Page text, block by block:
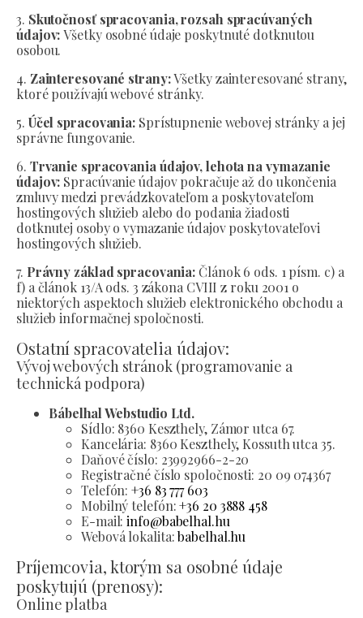
3. Skutočnosť spracovania, rozsah spracúvaných
údajov:Všetky osobné údaje poskytnuté dotknutou
osobou.
4. Zainteresované strany:Všetky zainteresované strany,
ktoré používajú webové stránky.
5. Účel spracovania: Sprístupnenie webovej stránky a jej
správne fungovanie.
6. Trvanie spracovania údajov, lehota na vymazanie
údajov: Spracúvanie údajov pokračuje až do ukončenia
zmluvy medzi prevádzkovateľom a poskytovateľom
hostingových služieb alebo do podania žiadosti
dotknutej osoby o vymazanie údajov poskytovateľovi
hostingových služieb.
7. Právny základ spracovania:Článok 6 ods. 1 písm. c) a
f) a článok 13/A ods. 3 zákona CVIII z roku 2001 o
niektorých aspektoch služieb elektronického obchodu a
služieb informačnej spoločnosti.
Ostatní spracovatelia údajov:
Vývoj webových stránok (programovanie a
technická podpora)
Bábelhal Webstudio Ltd.
Sídlo: 8360 Keszthely, Zámor utca 67.
Kancelária: 8360 Keszthely, Kossuth utca 35.
Daňové číslo: 23992966-2-20
Registračné číslo spoločnosti: 20 09 074367
Telefón: +36 83 777 603
Mobilný telefón: +36 20 3888 458
E-mail: info@babelhal.hu
Webová lokalita: babelhal.hu
Príjemcovia, ktorým sa osobné údaje
poskytujú (prenosy):
Online platba